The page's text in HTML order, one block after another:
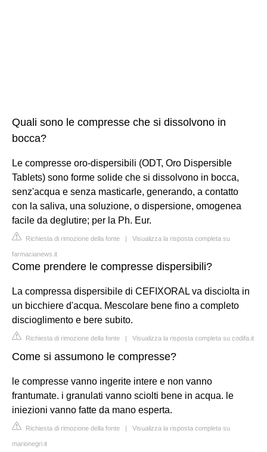
Quali sono le compresse che si dissolvono in
bocca?
Le compresse oro-dispersibili (ODT, Oro Dispersible
Tablets) sono forme solide che si dissolvono in bocca,
senz'acqua e senza masticarle, generando, a contatto
con la saliva, una soluzione, o dispersione, omogenea
facile da deglutire; per la Ph. Eur.
Richiesta di rimozione della fonte | Visualizza la risposta completa su
farmacianews.it
Come prendere le compresse dispersibili?
La compressa dispersibile di CEFIXORAL va disciolta in
un bicchiere d'acqua. Mescolare bene fino a completo
discioglimento e bere subito.
Richiesta di rimozione della fonte | Visualizza la risposta completa su codifa.it
Come si assumono le compresse?
le compresse vanno ingerite intere e non vanno
frantumate. i granulati vanno sciolti bene in acqua. le
iniezioni vanno fatte da mano esperta.
Richiesta di rimozione della fonte | Visualizza la risposta completa su
marionegri.it